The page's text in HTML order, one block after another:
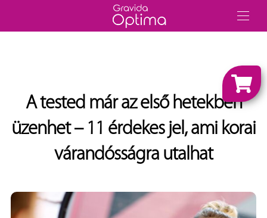
A tested már az első hetekben
üzenhet – 11 érdekes jel, ami korai
várandósságra utalhat